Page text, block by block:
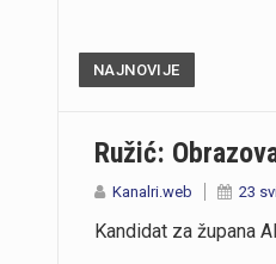
NAJNOVIJE
Ružić:
Kanalri.web 23
Kandidat za župana